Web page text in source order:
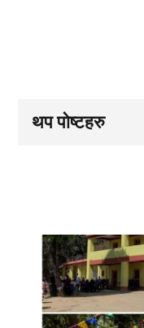
थप पोष्टहरु